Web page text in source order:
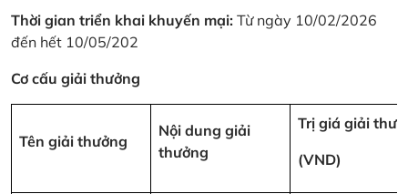
Thời gian triển khai khuyến mại: Từ ngày 10/02/2026
đến hết 10/05/202
Cơ cấu giải thưởng
Tên giải thưởng
Nội dung giải
thưởng
Trị giá giải
(VND)